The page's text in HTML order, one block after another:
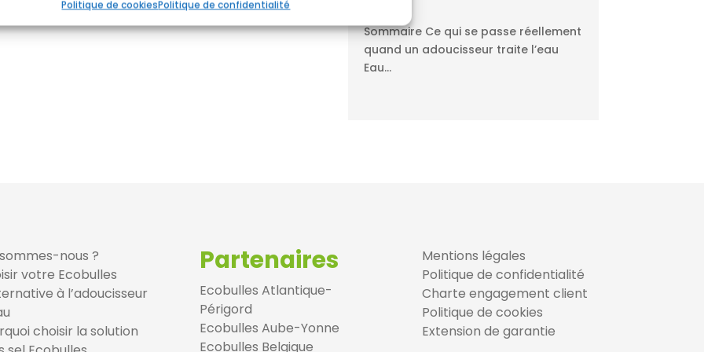
Politique de cookiesPolitique de confidentialité
Sommaire Ce qui se passe réellement
quand un adoucisseur traite l’eau
Eau...
nous ?
votre Ecobulles
à l’adoucisseur
choisir la solution
Partenaires
Ecobulles Atlantique-
Périgord
Ecobulles Aube-Yonne
Ecobulles Belgique
Mentions légales
Politique de confidentialité
Charte engagement client
Politique de cookies
Extension de garantie